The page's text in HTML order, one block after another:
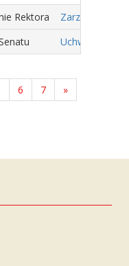
Rektora
Zarządzenie
Uchwała Nr
6 7 »